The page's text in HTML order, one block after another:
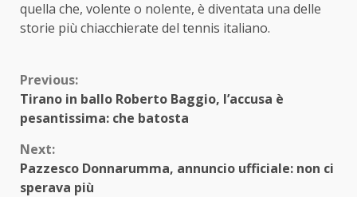
quella che, volente o nolente, è diventata una delle
storie più chiacchierate del tennis italiano.
Continue
Reading
Previous:
Tirano in ballo Roberto Baggio, l’accusa è
pesantissima: che batosta
Next:
Pazzesco Donnarumma, annuncio ufficiale: non ci
sperava più